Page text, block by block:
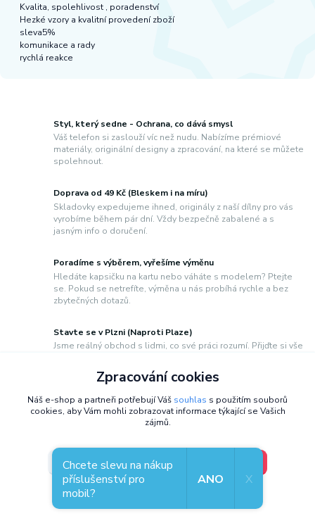
Styl, který sedne - Ochrana, co dává smysl
Váš telefon si zaslouží víc než nudu. Nabízíme prémiové
materiály, originální designy a zpracování, na které se můžete
spolehnout.
Doprava od 49 Kč (Bleskem i na míru)
Skladovky expedujeme ihned, originály z naší dílny pro vás
vyrobíme během pár dní. Vždy bezpečně zabalené a s
jasným info o doručení.
Poradíme s výběrem, vyřešíme výměnu
Hledáte kapsičku na kartu nebo váháte s modelem? Ptejte
se. Pokud se netrefíte, výměna u nás probíhá rychle a bez
zbytečných dotazů.
Stavte se v Plzni (Naproti Plaze)
Jsme reálný obchod s lidmi, co své práci rozumí. Přijďte si vše
Kvalita, spolehlivost , poradenství
Hezké vzory a kvalitní provedení zboží
sleva5%
komunikace a rady
rychlá reakce
Rady, tipy, novinky ze světa krytů
na mobil
Zpracování cookies
Náš e-shop a partneři potřebují Váš souhlas s použitím souborů
cookies, aby Vám mohli zobrazovat informace týkající se Vašich
zájmů.
Nastavení V pořádku, jdu si vybrat
Souhlas můžete odmítnout
Chcete slevu na nákup
příslušenství pro
mobil?
ANO X